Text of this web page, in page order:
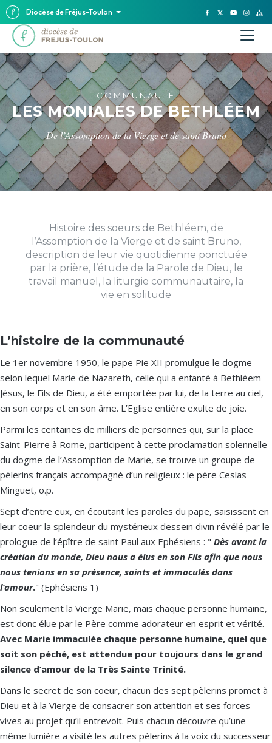
Diocèse de Fréjus-Toulon
COMMUNAUTÉ
LES MONIALES DE BETHLÉEM
De l’Assomption de la Vierge et de saint Bruno
Histoire des soeurs de Bethléem, de
l’Assomption de la Vierge et de saint Bruno,
description de leur vie quotidienne ponctuée
par la prière, l’étude de la Parole de Dieu, le
travail manuel, la liturgie communautaire, la
vie en solitude
L’histoire de la communauté
Le 1er novembre 1950, le pape Pie XII promulgue le dogme
selon lequel Marie de Nazareth, celle qui a enfanté à Bethléem
Jésus, le Fils de Dieu, a été emportée par lui, de la terre au ciel,
en son corps et en son âme. L’Eglise entière exulte de joie.
Parmi les centaines de milliers de personnes qui, sur la place
Saint-Pierre à Rome, participent à cette proclamation solennelle
du dogme de l’Assomption de Marie, se trouve un groupe de
pèlerins français accompagné d’un religieux : le père Ceslas
Minguet, o.p.
Sept d’entre eux, en écoutant les paroles du pape, saisissent en
leur coeur la splendeur du mystérieux dessein divin révélé par le
prologue de l’épître de saint Paul aux Ephésiens : " Dès avant la
création du monde, Dieu nous a élus en son Fils afin que nous
nous tenions en sa présence, saints et immaculés dans
l’amour." (Ephésiens 1)
Non seulement la Vierge Marie, mais chaque personne humaine,
est donc élue par le Père comme adorateur en esprit et vérité.
Avec Marie immaculée chaque personne humaine, quel que
soit son péché, est attendue pour toujours dans le grand
silence d’amour de la Très Sainte Trinité.
Dans le secret de son coeur, chacun des sept pèlerins promet à
Dieu et à la Vierge de consacrer son attention et ses forces
vives au projet qu’il entrevoit. Puis chacun découvre qu’une
même lumière a visité les autres pèlerins à la voix du successeur